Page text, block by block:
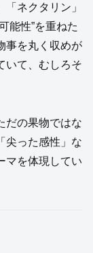
ネクタリン」
能性”を重ねた
事を丸く収めが
いて、むしろそ
だの果物ではな
尖った感性」な
マを体現してい